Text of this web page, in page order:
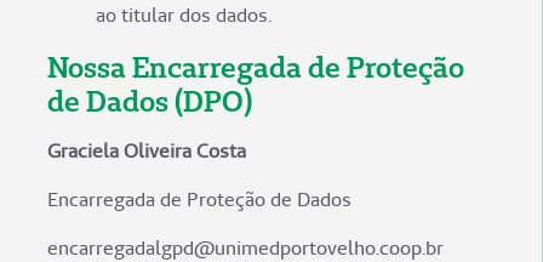
ao titular dos dados.
Nossa Encarregada de Proteção
de Dados (DPO)
Graciela Oliveira Costa
Encarregada de Proteção de Dados
encarregadalgpd@unimedportovelho.coop.br